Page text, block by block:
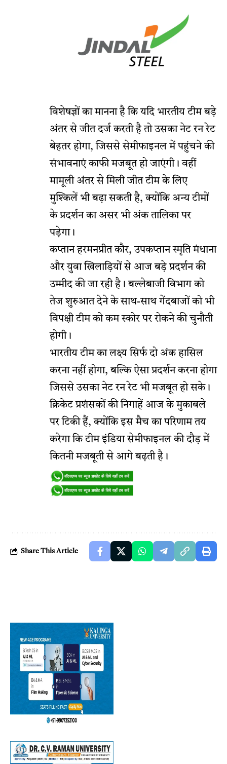
विशेषज्ञों का मानना है कि यदि भारतीय टीम बड़े
अंतर से जीत दर्ज करती है तो उसका नेट रन रेट
बेहतर होगा, जिससे सेमीफाइनल में पहुंचने की
संभावनाएं काफी मजबूत हो जाएंगी। वहीं
मामूली अंतर से मिली जीत टीम के लिए
मुश्किलें भी बढ़ा सकती है, क्योंकि अन्य टीमों
के प्रदर्शन का असर भी अंक तालिका पर
पड़ेगा।
कप्तान हरमनप्रीत कौर, उपकप्तान स्मृति मंधाना
और युवा खिलाड़ियों से आज बड़े प्रदर्शन की
उम्मीद की जा रही है। बल्लेबाजी विभाग को
तेज शुरुआत देने के साथ-साथ गेंदबाजों को भी
विपक्षी टीम को कम स्कोर पर रोकने की चुनौती
होगी।
भारतीय टीम का लक्ष्य सिर्फ दो अंक हासिल
करना नहीं होगा, बल्कि ऐसा प्रदर्शन करना होगा
जिससे उसका नेट रन रेट भी मजबूत हो सके।
क्रिकेट प्रशंसकों की निगाहें आज के मुकाबले
पर टिकी हैं, क्योंकि इस मैच का परिणाम तय
करेगा कि टीम इंडिया सेमीफाइनल की दौड़ में
कितनी मजबूती से आगे बढ़ती है।
Share This Article